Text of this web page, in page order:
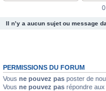
Il n’y a aucun sujet ou message
PERMISSIONS DU FORUM
Vous ne pouvez pas poster de
Vous ne pouvez pas répondre aux